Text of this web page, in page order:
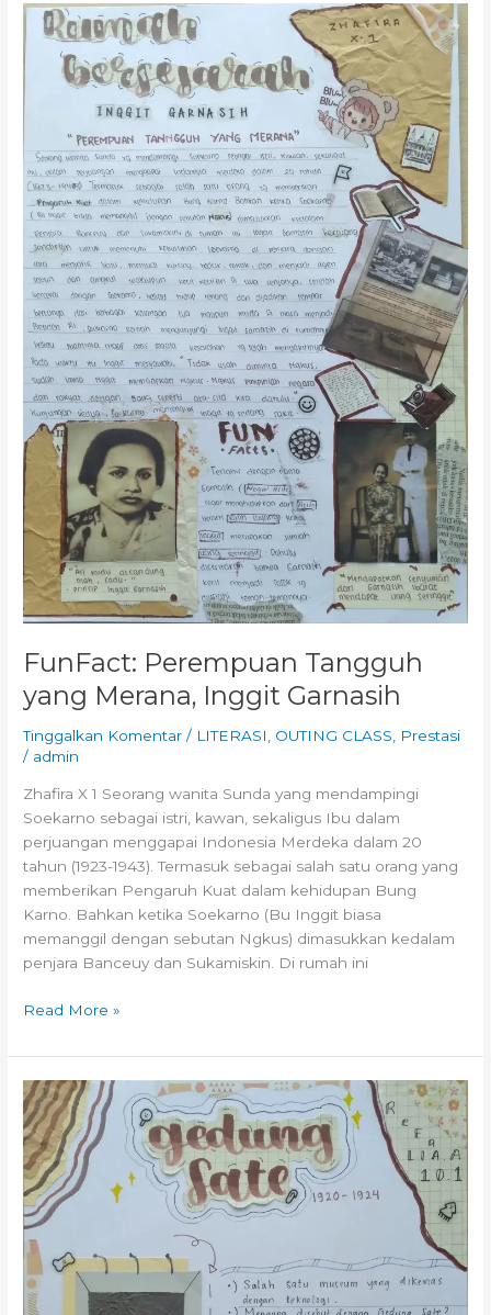
FunFact: Perempuan Tangguh
yang Merana, Inggit Garnasih
Tinggalkan Komentar / LITERASI OUTING CLASS
Prestasi
/ admin
Zhafira X 1 Seorang wanita Sunda yang mendampingi
Soekarno sebagai istri, kawan, sekaligus Ibu dalam
perjuangan menggapai Indonesia Merdeka dalam 20
tahun (1923-1943). Termasuk sebagai salah satu orang yang
memberikan Pengaruh Kuat dalam kehidupan Bung
Karno. Bahkan ketika Soekarno (Bu Inggit biasa
memanggil dengan sebutan Ngkus) dimasukkan kedalam
penjara Banceuy dan Sukamiskin. Di rumah ini
FunFact:
Perempuan
Tangguh
Garnasih
Read More »
FunFact:
Pembangunan
Gedung
Sate
1920
–
1924